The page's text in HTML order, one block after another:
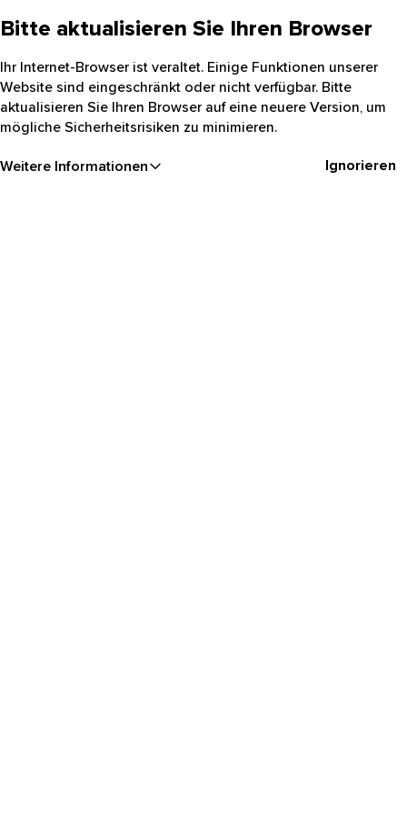
Bitte aktualisieren Sie Ihren Browser
Ihr Internet-Browser ist veraltet. Einige Funktionen unserer
Website sind eingeschränkt oder nicht verfügbar. Bitte
aktualisieren Sie Ihren Browser auf eine neuere Version, um
mögliche Sicherheitsrisiken zu minimieren.
Weitere Informationen Ignorieren